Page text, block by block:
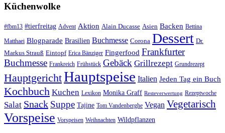
Küchenwolke
#fbm13 #tierfreitag Advent Aktion Alain Ducasse Asien Backen Bettina
Matthaei Blogparade Brasilien Buchmesse Corona Dessert Dr.
Markus Strauß Eintopf Erica Bänziger Fingerfood Frankfurter
Buchmesse Frankreich Frühstück Gebäck Grillrezept Grundrezept
HauptgerichtHauptspeise Italien Jeden Tag ein Buch
Kochbuch Kuchen Lexikon Monika Graff Resteverwertung Rezeptwoche
Salat Snack Suppe Tajine Tom Vandenberghe Vegan Vegetarisch
Vorspeise Vorspeisen Weihnachten Wildpflanzen